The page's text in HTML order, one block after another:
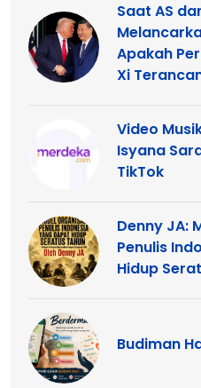
Saat AS
Apakah
Xi
Video
Isyana
TikTok
Denny JA:
Penulis
Hidup
Budiman